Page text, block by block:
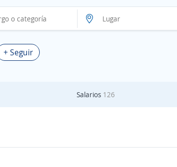
+ Seguir
Salarios 126